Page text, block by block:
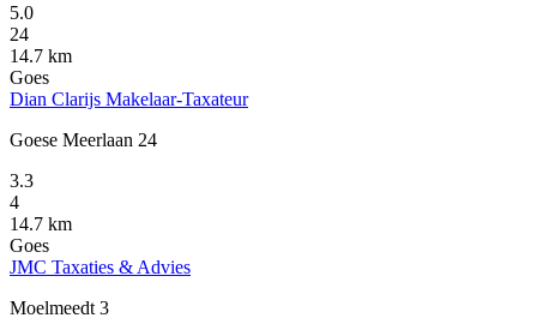
5.0
24
14.7 km
Goes
Dian Clarijs Makelaar-Taxateur
Goese Meerlaan 24
3.3
4
14.7 km
Goes
JMC Taxaties & Advies
Moelmeedt 3